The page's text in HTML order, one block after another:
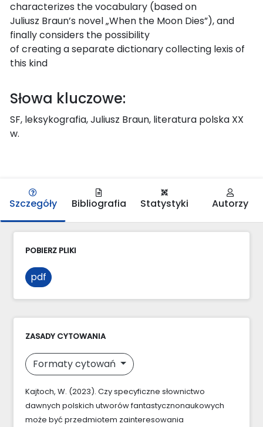
characterizes the vocabulary (based on
Juliusz Braun’s novel „When the Moon Dies”), and
finally considers the possibility
of creating a separate dictionary collecting lexis of
this kind
Słowa kluczowe:
SF, leksykografia, Juliusz Braun, literatura polska XX
w.
Szczegóły Bibliografia Statystyki Autorzy
POBIERZ PLIKI
pdf
ZASADY CYTOWANIA
Formaty cytowań
Kajtoch, W. (2023). Czy specyficzne słownictwo
dawnych polskich utworów fantastycznonaukowych
może być przedmiotem zainteresowania